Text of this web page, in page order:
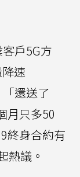
戶5G方
速
還送了
月只多50
終身合約有
熱議。